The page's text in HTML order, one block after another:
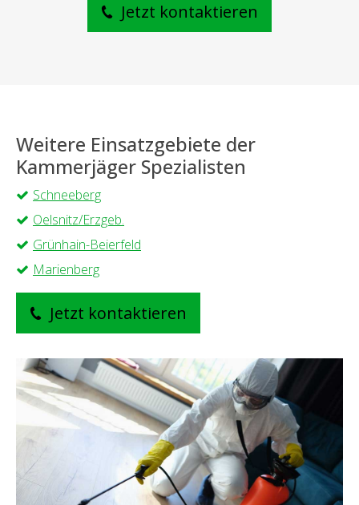
Jetzt kontaktieren
Weitere Einsatzgebiete der
Kammerjäger Spezialisten
Schneeberg
Oelsnitz/Erzgeb.
Grünhain-Beierfeld
Marienberg
Jetzt kontaktieren